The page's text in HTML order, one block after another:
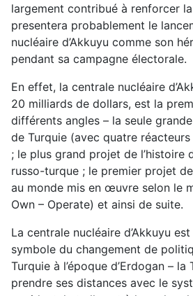
largement contribué à renforcer
presentera probablement le
nucléaire d’Akkuyu comme son
pendant sa campagne électorale.
En effet, la centrale nucléaire
20 milliards de dollars, est la
différents angles – la seule
de Turquie (avec quatre réacteurs
; le plus grand projet de l’histoire
russo-turque ; le premier projet
au monde mis en œuvre selon le
Own – Operate) et ainsi de suite.
La centrale nucléaire d’Akkuyu
symbole du changement de
Turquie à l’époque d’Erdogan –
prendre ses distances avec le